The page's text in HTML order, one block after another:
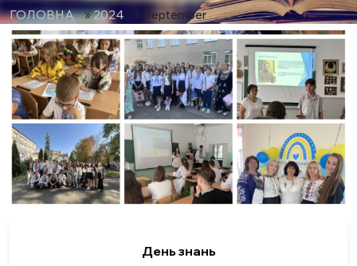
ГОЛОВНА »2024 » September
День знань